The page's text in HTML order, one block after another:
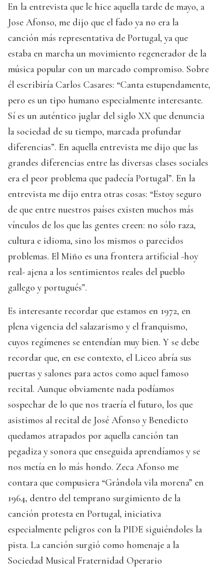
En la entrevista que le hice aquella tarde de mayo, a
Jose Afonso, me dijo que el fado ya no era la
canción más representativa de Portugal, ya que
estaba en marcha un movimiento regenerador de la
música popular con un marcado compromiso. Sobre
él escribiría Carlos Casares: “Canta estupendamente,
pero es un tipo humano especialmente interesante.
Sí es un auténtico juglar del siglo XX que denuncia
la sociedad de su tiempo, marcada profundar
diferencias”. En aquella entrevista me dijo que las
grandes diferencias entre las diversas clases sociales
era el peor problema que padecía Portugal”. En la
entrevista me dijo entra otras cosas: “Estoy seguro
de que entre nuestros países existen muchos más
vínculos de los que las gentes creen: no sólo raza,
cultura e idioma, sino los mismos o parecidos
problemas. El Miño es una frontera artificial -hoy
real- ajena a los sentimientos reales del pueblo
gallego y portugués”.
Es interesante recordar que estamos en 1972, en
plena vigencia del salazarismo y el franquismo,
cuyos regímenes se entendían muy bien. Y se debe
recordar que, en ese contexto, el Liceo abría sus
puertas y salones para actos como aquel famoso
recital. Aunque obviamente nada podíamos
sospechar de lo que nos traería el futuro, los que
asistimos al recital de José Afonso y Benedicto
quedamos atrapados por aquella canción tan
pegadiza y sonora que enseguida aprendíamos y se
nos metía en lo más hondo. Zeca Afonso me
contara que compusiera “Grândola vila morena” en
1964, dentro del temprano surgimiento de la
canción protesta en Portugal, iniciativa
especialmente peligros con la PIDE siguiéndoles la
pista. La canción surgió como homenaje a la
Sociedad Musical Fraternidad Operario